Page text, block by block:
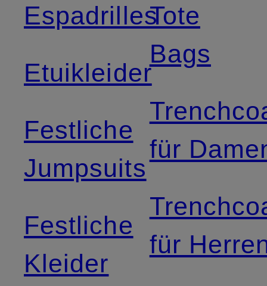
Espadrilles
Etuikleider
Festliche
Jumpsuits
Festliche
Kleider
Tote
Bags
für
für